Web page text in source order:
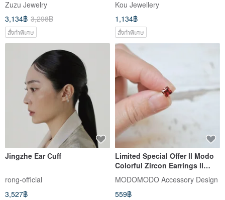
Easy-Clasp Earrings
Zuzu Jewelry
3,134฿ 3,298฿
สั่งทำพิเศษ
Kou Jewellery
1,134฿
สั่งทำพิเศษ
Jingzhe Ear Cuff
rong-official
3,527฿
Limited Special Offer ll Modo
Colorful Zircon Earrings ll
5mm Garnet Red Square 925
Silver Earrings ER-00051
MODOMODO Accessory Design
559฿